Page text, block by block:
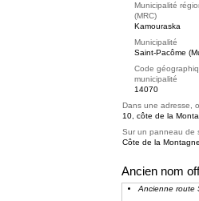
Municipalité
(MRC)
Kamouraska
Municipalité
Saint-Pacôme
Code
municipalité
14070
Dans une adresse,
10, côte de la
Sur un panneau de
Côte de la Montagne
Ancien nom
Ancienne route